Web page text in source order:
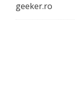
geeker.ro